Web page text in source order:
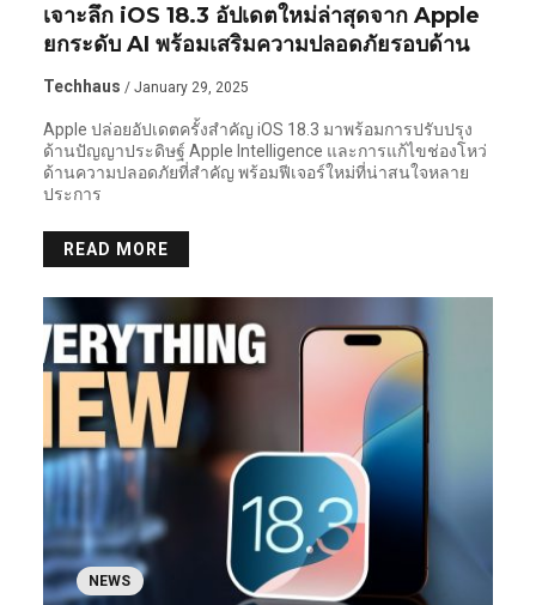
เจาะลึก iOS 18.3 อัปเดตใหม่ล่าสุดจาก Apple
ยกระดับ AI พร้อมเสริมความปลอดภัยรอบด้าน
Techhaus / January 29, 2025
Apple ปล่อยอัปเดตครั้งสำคัญ iOS 18.3 มาพร้อมการปรับปรุง
ด้านปัญญาประดิษฐ์ Apple Intelligence และการแก้ไขช่องโหว่
ด้านความปลอดภัยที่สำคัญ พร้อมฟีเจอร์ใหม่ที่น่าสนใจหลาย
ประการ
READ MORE
NEWS